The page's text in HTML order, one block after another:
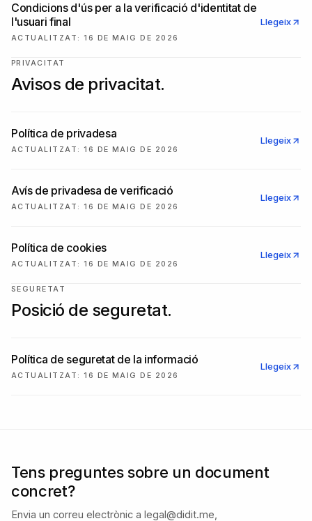
Condicions d'ús per a la verificació d'identitat de
l'usuari final
ACTUALITZAT : 16 DE MAIG DE 2026
Llegeix
PRIVACITAT
Avisos de privacitat.
Política de privadesa
ACTUALITZAT : 16 DE MAIG DE 2026
Llegeix
Avís de privadesa de verificació
ACTUALITZAT : 16 DE MAIG DE 2026
Llegeix
Política de cookies
ACTUALITZAT : 16 DE MAIG DE 2026
Llegeix
SEGURETAT
Posició de seguretat.
Política de seguretat de la informació
ACTUALITZAT : 16 DE MAIG DE 2026
Llegeix
Tens preguntes sobre un document
concret?
Envia un correu electrònic a legal@didit.me,